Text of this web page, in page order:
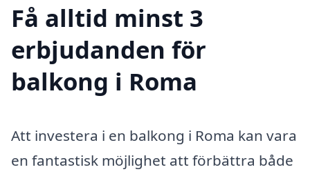
Få alltid minst 3
erbjudanden för
balkong i Roma
Att investera i en balkong i Roma kan vara
en fantastisk möjlighet att förbättra både